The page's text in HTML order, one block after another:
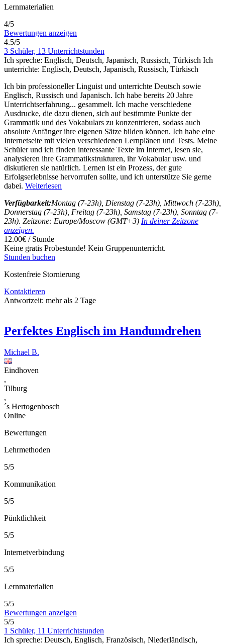
Lernmaterialien
4/5
Bewertungen anzeigen
4.5/5
3 Schüler, 13 Unterrichtstunden
Ich spreche: Englisch, Deutsch, Japanisch, Russisch, Türkisch Ich
unterrichte: Englisch, Deutsch, Japanisch, Russisch, Türkisch
Ich bin professioneller Linguist und unterrichte Deutsch sowie
Englisch, Russisch und Japanisch. Ich habe bereits 20 Jahre
Unterrichtserfahrung... gesammelt. Ich mache verschiedene
Ausdrucke, die dazu dienen, sich auf bestimmte Punkte der
Grammatik und des Vokabulars zu konzentrieren, sodass auch
absolute Anfänger ihre eigenen Sätze bilden können. Ich habe eine
Internetseite mit vielen verschiedenen Lernplänen und Tests. Meine
Schüler und ich finden interessante Texte im Internet, lesen sie,
analysieren ihre Grammatikstrukturen, ihr Vokabular usw. und
diskutieren sie natürlich. Lernen ist ein Prozess, der gute
Erfolgserlebnisse hervorrufen sollte, und ich unterstütze Sie gerne
dabei. Weiterlesen
Verfügbarkeit:Montag (7-23h), Dienstag (7-23h), Mittwoch (7-23h),
Donnerstag (7-23h), Freitag (7-23h), Samstag (7-23h), Sonntag (7-
23h). Zeitzone: Europe/Moscow (GMT+3) In deiner Zeitzone
anzeigen.
12.00€ / Stunde
Keine gratis Probestunde! Kein Gruppenunterricht.
Stunden buchen
Kostenfreie Stornierung
Kontaktieren
Antwortzeit: mehr als 2 Tage
Perfektes Englisch im Handumdrehen
Michael B.
Eindhoven
,
Tilburg
,
´s Hertogenbosch
Online
Bewertungen
Lehrmethoden
5/5
Kommunikation
5/5
Pünktlichkeit
5/5
Internetverbindung
5/5
Lernmaterialien
5/5
Bewertungen anzeigen
5/5
1 Schüler, 11 Unterrichtstunden
Ich spreche: Deutsch, Englisch, Französisch, Niederländisch,